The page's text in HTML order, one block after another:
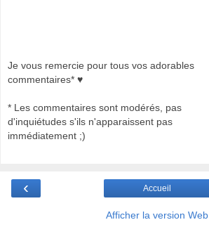
Je vous remercie pour tous vos adorables
commentaires* ♥
* Les commentaires sont modérés, pas
d'inquiétudes s'ils n'apparaissent pas
immédiatement ;)
‹ Accueil
Afficher la version Web